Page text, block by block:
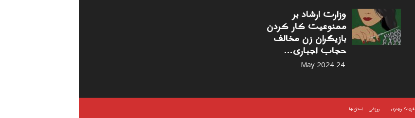
وزارت ارشاد بر
ممنوعیت کار کردن
بازیگران زن مخالف
حجاب اجباری...
24 May 2024
فرهنگ وهنری ورزشی
استان ها